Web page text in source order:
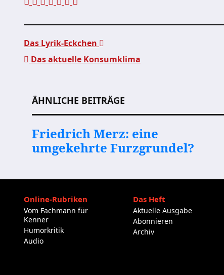
Das Lyrik-Eckchen
Das aktuelle Konsumklima
ÄHNLICHE BEITRÄGE
Friedrich Merz: eine
umgekehrte Furzgrundel?
Online-Rubriken
Vom Fachmann für
Kenner
Humorkritik
Audio
Das Heft
Aktuelle Ausgabe
Abonnieren
Archiv